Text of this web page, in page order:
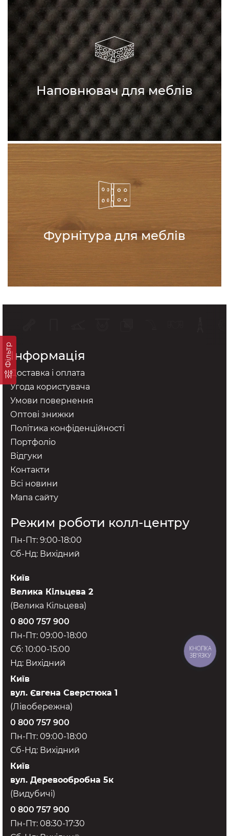
Фільтр
Наповнювач для меблів
Фурнітура для меблів
Інформація
Доставка і оплата
Угода користувача
Умови повернення
Оптові знижки
Політика конфіденційності
Портфоліо
Відгуки
Контакти
Всі новини
Мапа сайту
Режим роботи колл-центру
Пн-Пт: 9:00-18:00
Сб-Нд: Вихідний
Київ
Велика Кільцева 2
(Велика Кільцева)
0 800 757 900
Пн-Пт: 09:00-18:00
Сб: 10:00-15:00
Нд: Вихідний
Київ
вул. Євгена Сверстюка 1
(Лівобережна)
0 800 757 900
Пн-Пт: 09:00-18:00
Сб-Нд: Вихідний
Київ
вул. Деревообробна 5к
(Видубичі)
0 800 757 900
Пн-Пт: 08:30-17:30
КНОПКА
ЗВ'ЯЗКУ